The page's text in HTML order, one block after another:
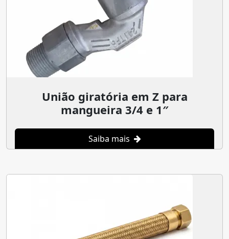
União giratória em Z para
mangueira 3/4 e 1″
Saiba mais